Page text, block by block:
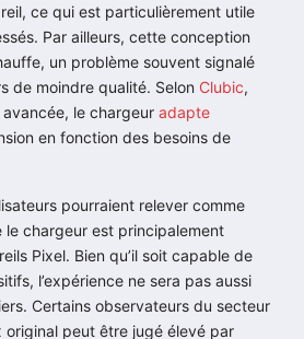
ce qui est particulièrement utile
Par ailleurs, cette conception
un problème souvent signalé
de moindre qualité. Selon Clubic,
le chargeur adapte
en fonction des besoins de
pourraient relever comme
le chargeur est principalement
Pixel. Bien qu’il soit capable de
l’expérience ne sera pas aussi
Certains observateurs du secteur
original peut être jugé élevé par